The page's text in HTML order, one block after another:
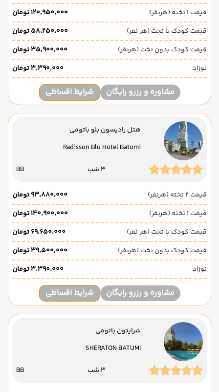
قیمت 1 تخته (هرنفر)
۱۲۰٬۹۵۰٬۰۰۰ تومان
قیمت کودک با تخت (هر نفر)
۵۸٬۲۵۰٬۰۰۰ تومان
قیمت کودک بدون تخت (هرنفر)
۳۵٬۹۰۰٬۰۰۰ تومان
نوزاد
۳٬۳۹۰٬۰۰۰ تومان
مشاوره و رزرو رایگان شرایط اقساطی
هتل رادیسون بلو باتومی
Radisson Blu Hotel Batumi
3 شب BB
قیمت 2 تخته (هرنفر)
۹۳٬۸۸۰٬۰۰۰ تومان
قیمت 1 تخته (هرنفر)
۱۴۰٬۹۰۰٬۰۰۰ تومان
قیمت کودک با تخت (هر نفر)
۶۹٬۶۵۰٬۰۰۰ تومان
قیمت کودک بدون تخت (هرنفر)
۳۹٬۵۰۰٬۰۰۰ تومان
نوزاد
۳٬۳۹۰٬۰۰۰ تومان
مشاوره و رزرو رایگان شرایط اقساطی
شرایتون باتومی
SHERATON BATUMI
3 شب BB